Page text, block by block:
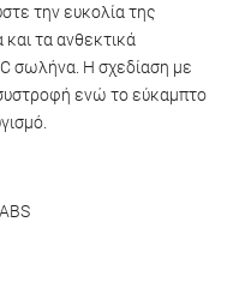
την ευκολία της
τα ανθεκτικά
σωλήνα. Η σχεδίαση με
ενώ το εύκαμπτο